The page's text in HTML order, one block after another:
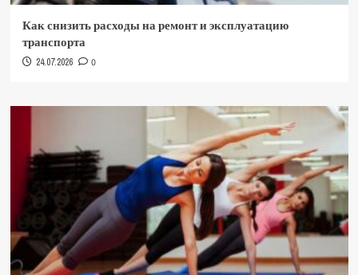
Как снизить расходы на ремонт и эксплуатацию
транспорта
24.07.2026 0